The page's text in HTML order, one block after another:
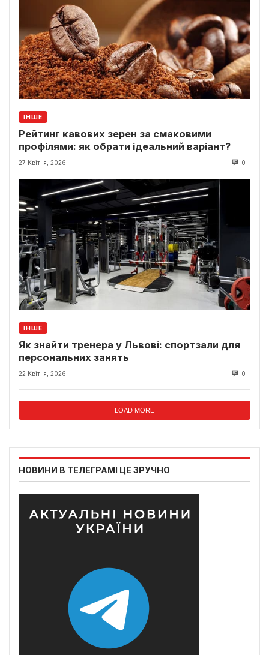
ІНШЕ
Рейтинг кавових зерен за смаковими
профілями: як обрати ідеальний варіант?
27 Квітня, 2026 0
ІНШЕ
Як знайти тренера у Львові: спортзали для
персональних занять
22 Квітня, 2026 0
LOAD MORE
НОВИНИ В ТЕЛЕГРАМІ ЦЕ ЗРУЧНО